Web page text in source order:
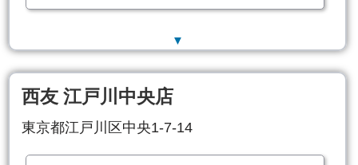
▼
西友 江戸川中央店
東京都江戸川区中央1-7-14